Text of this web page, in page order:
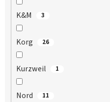
K&M 3
Korg 26
Kurzweil 1
Nord 11